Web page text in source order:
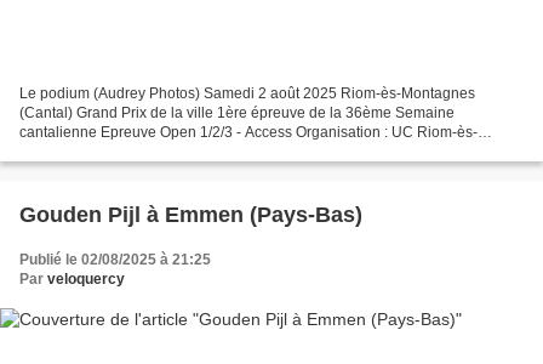
Le podium (Audrey Photos) Samedi 2 août 2025 Riom-ès-Montagnes
(Cantal) Grand Prix de la ville 1ère épreuve de la 36ème Semaine
cantalienne Epreuve Open 1/2/3 - Access Organisation : UC Riom-ès-
Gouden Pijl à Emmen (Pays-Bas)
Publié le 02/08/2025 à 21:25
Par veloquercy